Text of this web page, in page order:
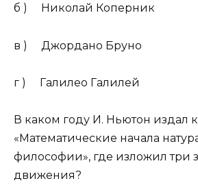
б ) Николай Коперник
в ) Джордано Бруно
г ) Галилео Галилей
В каком году И. Ньютон издал
«Математические начала
философии», где изложил три
движения?